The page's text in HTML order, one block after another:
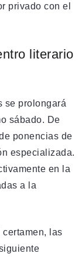
privado con el
literario
se prolongará
sábado. De
ponencias de
especializada.
en la
a la
las